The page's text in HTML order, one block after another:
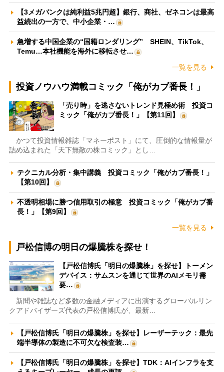
【3メガバンクは純利益5兆円超】銀行、商社、ゼネコンは最高
益続出の一方で、中小企業・…
急増する中国企業の“国籍ロンダリング” SHEIN、TikTok、
Temu…本社機能を海外に移転させ…
一覧を見る
投資ノウハウ満載コミック「俺がカブ番長！」
「売り時」を逃さないトレンド見極め術 投資コ
ミック「俺がカブ番長！」【第11回】
かつて投資情報雑誌「マネーポスト」にて、圧倒的な情報量が
詰め込まれた「天下無敵の株コミック」とし…
テクニカル分析・集中講義 投資コミック「俺がカブ番長！」
【第10回】
不透明相場に勝つ信用取引の極意 投資コミック「俺がカブ番
長！」【第9回】
一覧を見る
戸松信博の明日の爆騰株を探せ！
【戸松信博氏「明日の爆騰株」を探せ】トーメン
デバイス：サムスンを通じて世界のAIメモリ需
要…
新聞や雑誌など多数の金融メディアに出演するグローバルリン
クアドバイザーズ代表の戸松信博氏が、最新…
【戸松信博氏「明日の爆騰株」を探せ】レーザーテック：最先
端半導体の製造に不可欠な検査装…
【戸松信博氏「明日の爆騰株」を探せ】TDK：AIインフラを支